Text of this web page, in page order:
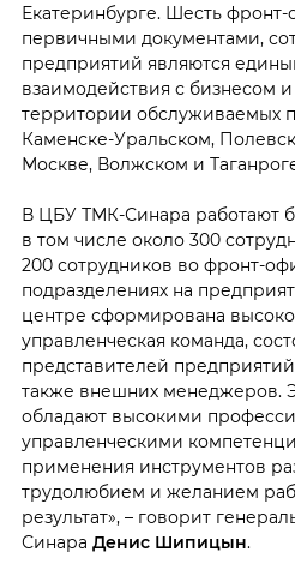
Екатеринбурге. Шесть
первичными документами,
предприятий являются
взаимодействия с бизнесом
территории обслуживаемых
Каменске-Уральском,
Москве, Волжском и
В ЦБУ ТМК-Синара работают
в том числе около 300
200 сотрудников во фронт-
подразделениях на
центре сформирована
управленческая команда,
представителей
также внешних менеджеров.
обладают высокими
управленческими
применения инструментов
трудолюбием и желанием
результат», – говорит
Синара Денис Шипицын.